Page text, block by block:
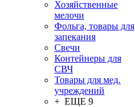
Хозяйственные
мелочи
Фольга, товары для
запекания
Свечи
Контейнеры для
СВЧ
Товары для мед.
учреждений
+ ЕЩЕ 9